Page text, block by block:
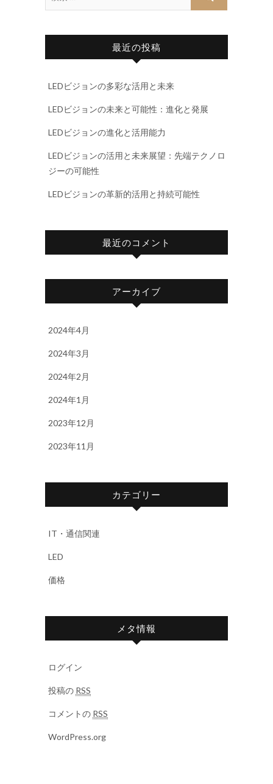
最近の投稿
LEDビジョンの多彩な活用と未来
LEDビジョンの未来と可能性：進化と発展
LEDビジョンの進化と活用能力
LEDビジョンの活用と未来展望：先端テクノロ
ジーの可能性
LEDビジョンの革新的活用と持続可能性
最近のコメント
アーカイブ
2024年4月
2024年3月
2024年2月
2024年1月
2023年12月
2023年11月
カテゴリー
IT・通信関連
LED
価格
メタ情報
ログイン
投稿の RSS
コメントの RSS
WordPress.org